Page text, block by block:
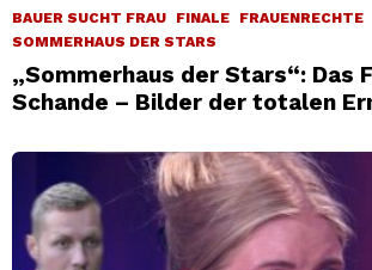
BAUER SUCHT FRAU FINALE FRAUENRECHTE
SOMMERHAUS DER STARS
„Sommerhaus der Stars“: Das
Schande – Bilder der totalen